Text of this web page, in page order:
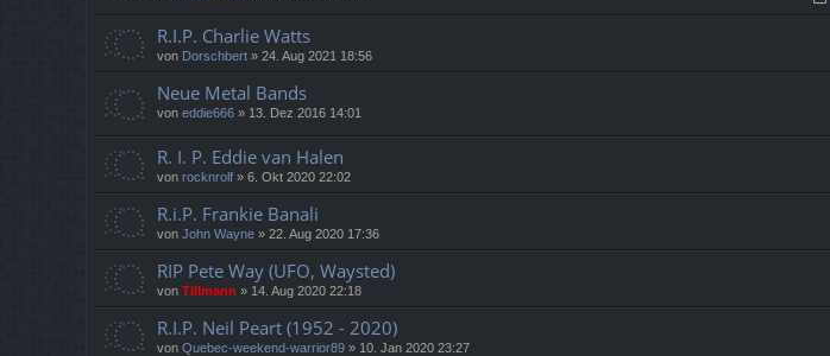
R.I.P. Charlie Watts
von Dorschbert » 24. Aug 2021 18:56
Neue Metal Bands
von eddie666 » 13. Dez 2016 14:01
R. I. P. Eddie van Halen
von rocknrolf » 6. Okt 2020 22:02
R.i.P. Frankie Banali
von John Wayne » 22. Aug 2020 17:36
RIP Pete Way (UFO, Waysted)
von Tillmann » 14. Aug 2020 22:18
R.I.P. Neil Peart (1952 - 2020)
von Quebec-weekend-warrior89 » 10. Jan 2020 23:27